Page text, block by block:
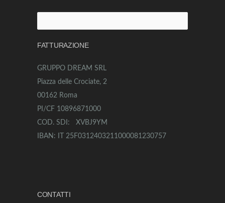
per:
FATTURAZIONE
GRUPPO DREAM SRL
Piazza delle Crociate, 2
00162 Roma
PI/CF 10896871000
COD. SDI: XVBJ9YM
IBAN: IT 25F0312403211000081230757
CONTATTI